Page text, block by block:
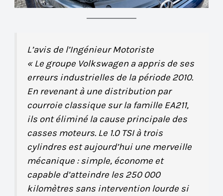
L’avis de l’Ingénieur Motoriste
« Le groupe Volkswagen a appris de ses
erreurs industrielles de la période 2010.
En revenant à une distribution par
courroie classique sur la famille EA211,
ils ont éliminé la cause principale des
casses moteurs. Le 1.0 TSI à trois
cylindres est aujourd’hui une merveille
mécanique : simple, économe et
capable d’atteindre les 250 000
kilomètres sans intervention lourde si